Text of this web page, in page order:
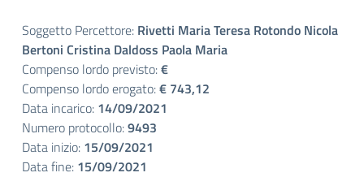
Soggetto Percettore: Rivetti Maria Teresa Rotondo Nicola
Bertoni Cristina Daldoss Paola Maria
Compenso lordo previsto:€
Compenso lordo erogato:€ 743,12
Data incarico: 14/09/2021
Numero protocollo:9493
Data inizio: 15/09/2021
Data fine: 15/09/2021